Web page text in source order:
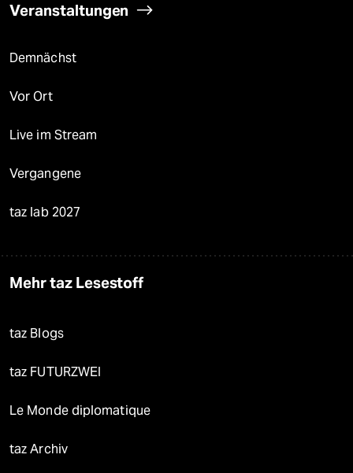
Veranstaltungen
Demnächst
Vor Ort
Live im Stream
Vergangene
taz lab 2027
Mehr taz Lesestoff
taz Blogs
taz FUTURZWEI
Le Monde diplomatique
taz Archiv